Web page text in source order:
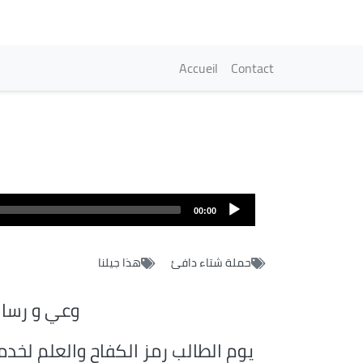
Navigation
Accueil Contact
00:00
حملة شتاء دافئ هذا جيلنا
وعي و
يوم الطالب رمز الكفاح والعلم